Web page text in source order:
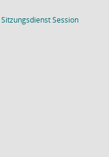
SitzungsdienstSession(Wird in